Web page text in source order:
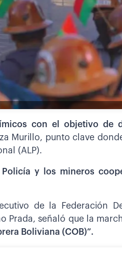
con el objetivo de
Murillo, punto clave
(ALP).
y los mineros
de la Federación
Prada, señaló que la
Boliviana (COB)”.